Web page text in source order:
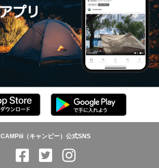
CAMPiii（キャンピー）公式SNS